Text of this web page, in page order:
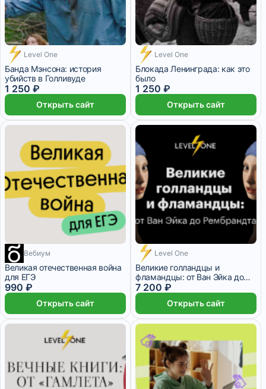
Level One
Банда Мэнсона: история
убийств в Голливуде
1 250 ₽
Открыть сайт
Level One
Блокада Ленинграда: как это
было
1 250 ₽
Открыть сайт
1 месяцВебиум
Великая отечественная война
для ЕГЭ
990 ₽
Открыть сайт
Level One
Великие голландцы и
фламандцы: от Ван Эйка до
Рембрандта
7 200 ₽
Открыть сайт